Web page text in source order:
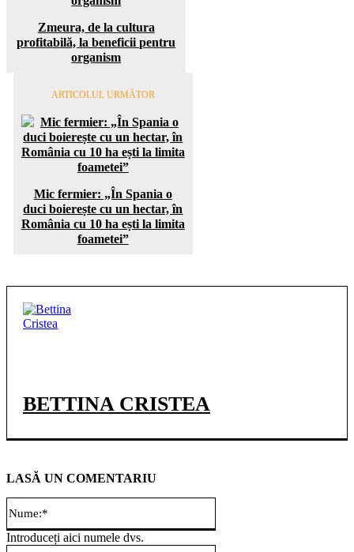
Zmeura, de la cultura
profitabilă, la beneficii pentru
organism
ARTICOLUL URMĂTOR
Mic fermier: „În Spania o
duci boierește cu un hectar, în
România cu 10 ha ești la limita
foametei”
BETTINA CRISTEA
LASĂ UN COMENTARIU
Introduceți aici numele dvs.